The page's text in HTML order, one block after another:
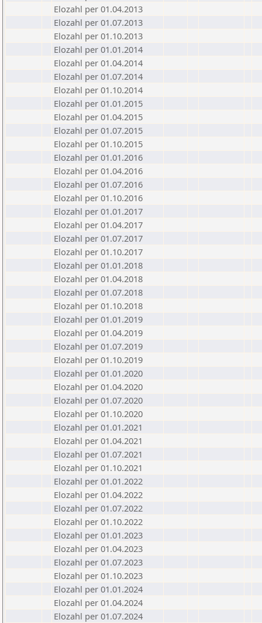
Elozahl per 01.04.2013
Elozahl per 01.07.2013
Elozahl per 01.10.2013
Elozahl per 01.01.2014
Elozahl per 01.04.2014
Elozahl per 01.07.2014
Elozahl per 01.10.2014
Elozahl per 01.01.2015
Elozahl per 01.04.2015
Elozahl per 01.07.2015
Elozahl per 01.10.2015
Elozahl per 01.01.2016
Elozahl per 01.04.2016
Elozahl per 01.07.2016
Elozahl per 01.10.2016
Elozahl per 01.01.2017
Elozahl per 01.04.2017
Elozahl per 01.07.2017
Elozahl per 01.10.2017
Elozahl per 01.01.2018
Elozahl per 01.04.2018
Elozahl per 01.07.2018
Elozahl per 01.10.2018
Elozahl per 01.01.2019
Elozahl per 01.04.2019
Elozahl per 01.07.2019
Elozahl per 01.10.2019
Elozahl per 01.01.2020
Elozahl per 01.04.2020
Elozahl per 01.07.2020
Elozahl per 01.10.2020
Elozahl per 01.01.2021
Elozahl per 01.04.2021
Elozahl per 01.07.2021
Elozahl per 01.10.2021
Elozahl per 01.01.2022
Elozahl per 01.04.2022
Elozahl per 01.07.2022
Elozahl per 01.10.2022
Elozahl per 01.01.2023
Elozahl per 01.04.2023
Elozahl per 01.07.2023
Elozahl per 01.10.2023
Elozahl per 01.01.2024
Elozahl per 01.04.2024
Elozahl per 01.07.2024